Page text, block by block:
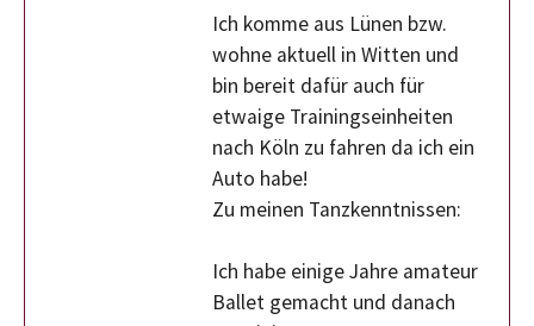
Ich komme aus Lünen bzw.
wohne aktuell in Witten und
bin bereit dafür auch für
etwaige Trainingseinheiten
nach Köln zu fahren da ich ein
Auto habe!
Zu meinen Tanzkenntnissen:
Ich habe einige Jahre amateur
Ballet gemacht und danach